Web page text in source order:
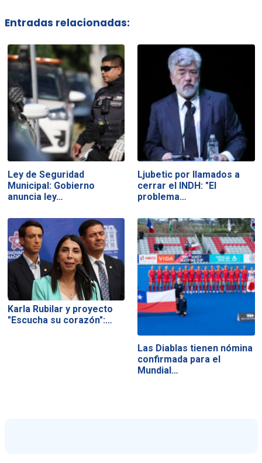
Entradas relacionadas:
Ley de Seguridad
Municipal: Gobierno
anuncia ley…
Ljubetic por llamados a
cerrar el INDH: "El
problema…
Karla Rubilar y proyecto
"Escucha su corazón":…
Las Diablas tienen nómina
confirmada para el
Mundial…